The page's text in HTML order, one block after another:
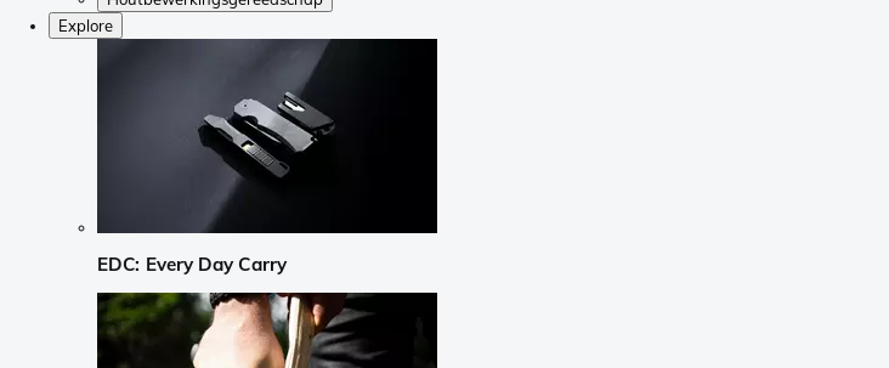
Explore
EDC: Every Day Carry